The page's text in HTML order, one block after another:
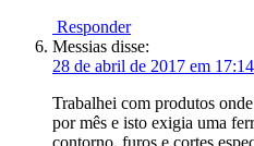
Responder
Messias disse:
28 de abril de 2017 em 17:14
Trabalhei com produtos
por mês e isto exigia uma
contorno, furos e cortes